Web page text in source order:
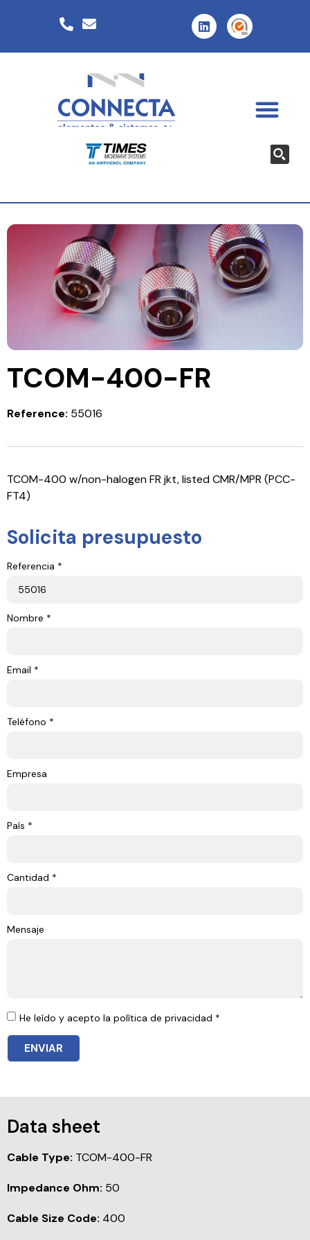
TCOM-400-FR
Reference: 55016
TCOM-400 w/non-halogen FR jkt, listed CMR/MPR (PCC-
FT4)
Solicita presupuesto
Referencia *
Nombre *
Email *
Teléfono *
Empresa
País *
Cantidad *
Mensaje
He leído y acepto la política de privacidad *
ENVIAR
Data sheet
Cable Type: TCOM-400-FR
Impedance Ohm: 50
Cable Size Code: 400